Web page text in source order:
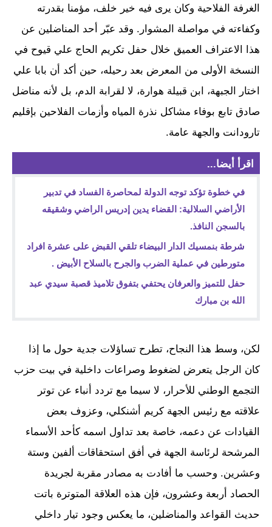
الغرفة الفلاحية وكان يرى فيه خير خلف، مؤمنا بقدرته
وكفاءته في مواصلة المشوار. وقد عبّر أحد المناضلين عن
هذا الاعتراف العميق خلال حفل تكريم الحاج علي قيوح في
النسخة الأولى من المعرض بعد رحيله، حين أكد أن بابا علي
اختار الجبهة، ابن قبيلة هوارة، لا لقرابة الدم، بل لأنه مناضل
صادق تابع بوفاء مشاكل نذرة المياه وأزمات الفلاحين بإقليم
تارودانت والجهة عامة.
اقرأ أيضا...
في خطوة تؤكد توجه الدولة لمحاصرة الفساد في تدبير
الأراضي السلالية: القضاء يدين إدريس الراضي وشقيقه
بالسجن النافذ.
شرطة بنمسيك الدار البيضاء تلقي القبض على عشرة افراد
متورطين في عملية الضرب والجرح بالسلاح الأبيض .
حفل للتميز والعرفان يحتفي بتفوق تلاميذ قصبة سيدي عبد
الله بن مبارك
لكن، وسط هذا النجاح، تطرح تساؤلات جدية حول ما إذا
كان الرجل يتعرض لضغوط وصراعات داخلية في بيت حزب
التجمع الوطني للأحرار، لا سيما مع تردد أنباء عن توتر
علاقته مع رئيس الجهة كريم أشنكلي، وعزوف بعض
القيادات عن دعمه، خاصة بعد تداول اسمه كأحد الأسماء
المرشحة لرئاسة الجهة في أفق استحقاقات ألفين وستة
وعشرين. وحسب ما أفادت به مصادر مقربة لجريدة
الحصاد أربعة وعشرون، فإن هذه العلاقة المتوترة باتت
حديث القواعد والمناضلين، ما يعكس وجود تيار داخلي